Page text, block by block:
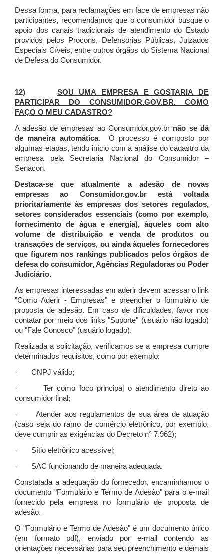
Dessa forma, para reclamações em face de empresas não
participantes, recomendamos que o consumidor busque o
apoio dos canais tradicionais de atendimento do Estado
providos pelos Procons, Defensorias Públicas, Juizados
Especiais Cíveis, entre outros órgãos do Sistema Nacional
de Defesa do Consumidor.
12) SOU UMA EMPRESA E GOSTARIA DE
PARTICIPAR DO CONSUMIDOR.GOV.BR. COMO
FAÇO O MEU CADASTRO?
A adesão de empresas ao Consumidor.gov.br não se dá
de maneira automática. O processo é composto por
algumas etapas, tendo início com a análise do cadastro da
empresa pela Secretaria Nacional do Consumidor –
Senacon.
Destaca-se que atualmente a adesão de novas
empresas ao Consumidor.gov.br está voltada
prioritariamente às empresas dos setores regulados,
setores considerados essenciais (como por exemplo,
fornecimento de água e energia), àqueles com alto
volume de distribuição e venda de produtos ou
transações de serviços, ou ainda àqueles fornecedores
que figurem nos rankings publicados pelos órgãos de
defesa do consumidor, Agências Reguladoras ou Poder
Judiciário.
As empresas interessadas em aderir devem acessar o link
"Como Aderir - Empresas" e preencher o formulário de
proposta de adesão. Em caso de dificuldades, favor nos
contatar por meio dos links "Suporte" (usuário não logado)
ou "Fale Conosco" (usuário logado).
Realizada a solicitação, verificamos se a empresa cumpre
determinados requisitos, como por exemplo:
· CNPJ válido;
· Ter como foco principal o atendimento direto ao
consumidor final;
· Atender aos regulamentos de sua área de atuação
(caso seja do ramo de comércio eletrônico, por exemplo,
deve cumprir as exigências do Decreto n° 7.962);
· Sítio eletrônico acessível;
· SAC funcionando de maneira adequada.
Constatada a adequação do fornecedor, encaminhamos o
documento "Formulário e Termo de Adesão" para o e-mail
fornecido pela empresa no formulário de proposta de
adesão.
O "Formulário e Termo de Adesão" é um documento único
(em formato pdf), enviado por e-mail contendo as
orientações necessárias para seu preenchimento e demais